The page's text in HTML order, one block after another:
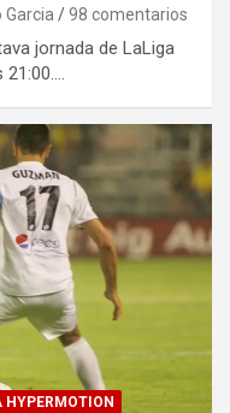
98 comentarios
jornada de LaLiga
21:00.…
HYPERMOTION